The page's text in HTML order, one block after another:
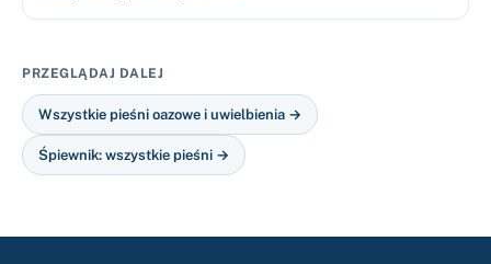
PRZEGLĄDAJ DALEJ
Wszystkie pieśni oazowe i uwielbienia →
Śpiewnik: wszystkie pieśni →